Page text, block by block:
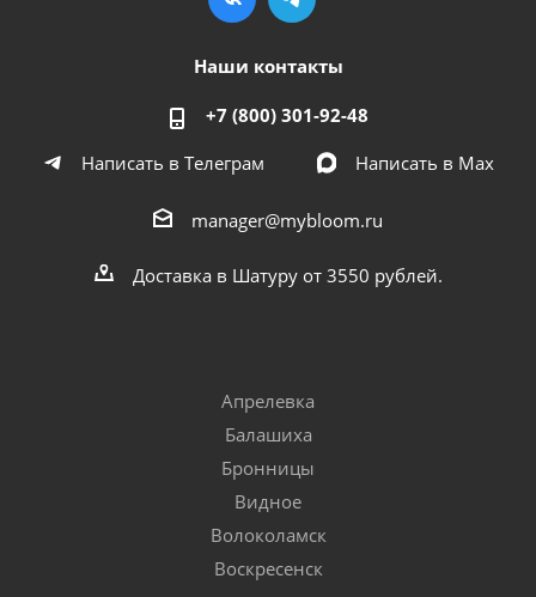
Наши контакты
+7 (800) 301-92-48
Написать в Телеграм
Написать в Мах
manager@mybloom.ru
Доставка в Шатуру от 3550 рублей.
Апрелевка
Балашиха
Бронницы
Видное
Волоколамск
Воскресенск